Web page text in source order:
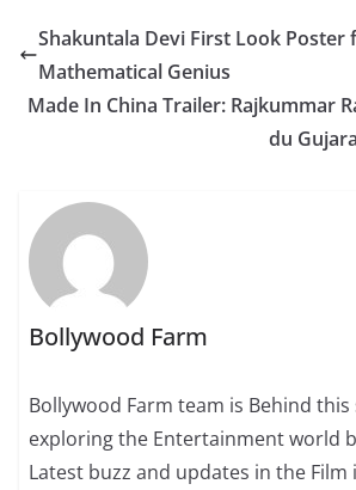
Shakuntala Devi First Look Poster
Mathematical Genius
Made In China Trailer: Rajkummar
du
Bollywood Farm
Bollywood Farm team is Behind this
exploring the Entertainment world
Latest buzz and updates in the Film